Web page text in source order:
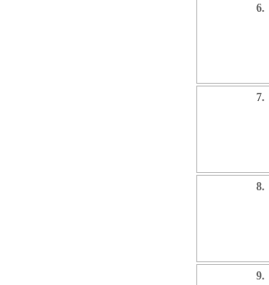
6.
7.
8.
9.